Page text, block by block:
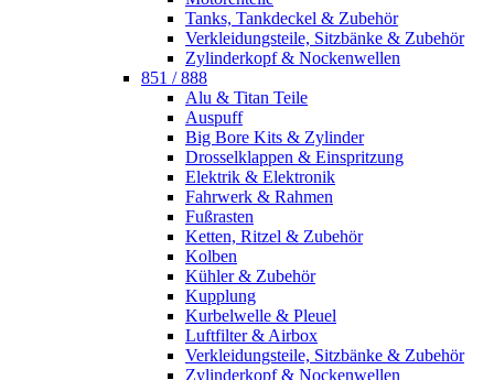
Tanks, Tankdeckel & Zubehör
Verkleidungsteile, Sitzbänke & Zubehör
Zylinderkopf & Nockenwellen
851 / 888
Alu & Titan Teile
Auspuff
Big Bore Kits & Zylinder
Drosselklappen & Einspritzung
Elektrik & Elektronik
Fahrwerk & Rahmen
Fußrasten
Ketten, Ritzel & Zubehör
Kolben
Kühler & Zubehör
Kupplung
Kurbelwelle & Pleuel
Luftfilter & Airbox
Verkleidungsteile, Sitzbänke & Zubehör
Zylinderkopf & Nockenwellen